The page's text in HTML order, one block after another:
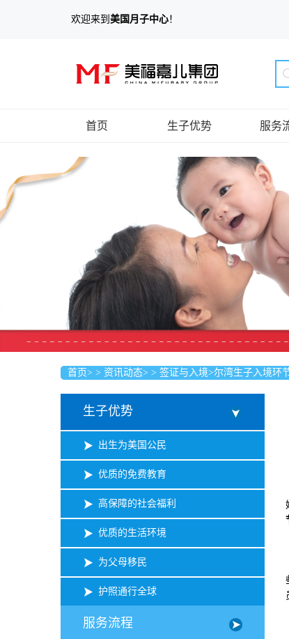
欢迎来到 美国月子中心！
首页 生子优势 服务
首页> > 资讯动态> > 签证与入境>尔湾生子入境环
生子优势
出生为美国公民
优质的免费教育
高保障的社会福利
优质的生活环境
为父母移民
护照通行全球
服务流程